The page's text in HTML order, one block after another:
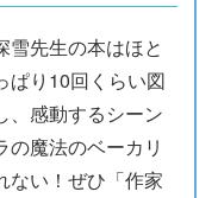
雪先生の本はほと
ぱり10回くらい図
、感動するシーン
の魔法のベーカリ
ない！ぜひ「作家